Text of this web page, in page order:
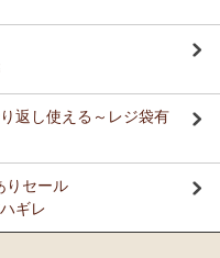
返し使える～レジ袋有
りセール
ギレ